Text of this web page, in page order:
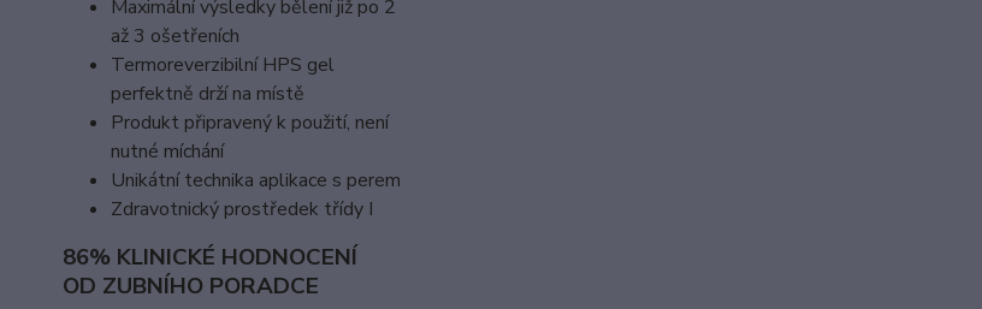
Maximální výsledky bělení již po 2
až 3 ošetřeních
Termoreverzibilní HPS gel
perfektně drží na místě
Produkt připravený k použití, není
nutné míchání
Unikátní technika aplikace s perem
Zdravotnický prostředek třídy I
86% KLINICKÉ HODNOCENÍ
OD ZUBNÍHO PORADCE